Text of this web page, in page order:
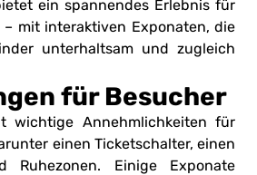
ein spannendes Erlebnis für
mit interaktiven Exponaten, die
unterhaltsam und zugleich
für Besucher
wichtige Annehmlichkeiten für
einen Ticketschalter, einen
Ruhezonen. Einige Exponate